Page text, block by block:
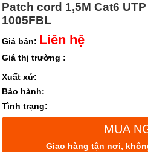
Patch cord 1,5M Cat6
1005FBL
Giá bán: Liên hệ
Giá thị trường :
Xuất xứ:
Bảo hành:
Tình trạng:
MUA
Giao hàng tận nơi,